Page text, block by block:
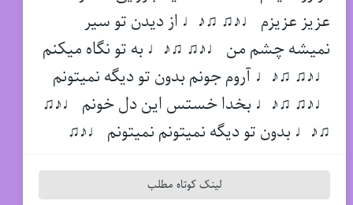
عزیز عزیزم ♩♪♫ ♫♪♩ از دیدن تو سیر
نمیشه چشم من ♩♪♫ ♫♪♩ به تو نگاه میکنم
♩♪♫ ♫♪♩ آروم جونم بدون تو دیگه نمیتونم
♩♪♫ ♫♪♩ بخدا خستس این دل خونم ♩♪♫
♫♪♩ بدون تو دیگه نمیتونم نمیتونم ♩♪♫
لینک کوتاه مطلب